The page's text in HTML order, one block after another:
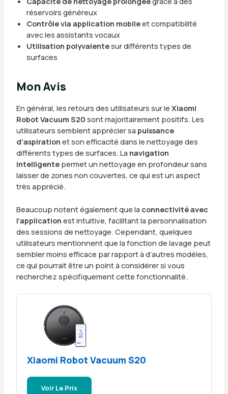
réservoirs généreux
Contrôle via application mobileet compatibilité
avec les assistants vocaux
Utilisation polyvalentesur différents types de
surfaces
Mon Avis
En général, les retours des utilisateurs sur le Xiaomi
Robot Vacuum S20 sont majoritairement positifs. Les
utilisateurs semblent apprécier sa puissance
d’aspiration et son efficacité dans le nettoyage des
différents types de surfaces. La navigation
intelligentepermet un nettoyage en profondeur sans
laisser de zones non couvertes, ce qui est un aspect
très apprécié.
Beaucoup notent également que la connectivité avec
l’application est intuitive, facilitant la personnalisation
des sessions de nettoyage. Cependant, quelques
utilisateurs mentionnent que la fonction de lavage peut
sembler moins efficace par rapport à d’autres modèles,
ce qui pourrait être un point à considérer si vous
recherchez spécifiquement cette fonctionnalité.
Xiaomi Robot Vacuum S20
Voir Le Prix